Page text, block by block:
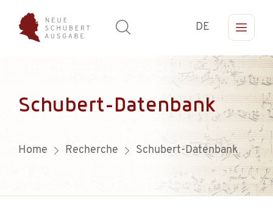
DE
Schubert-Datenbank
Home Recherche Schubert-Datenbank